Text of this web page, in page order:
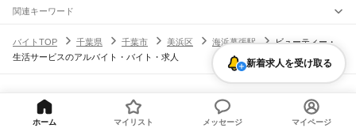
市区町村を追加・変更
千葉県すべて
千葉市すべて
旭市
勝浦市市原市 八千代市我孫子市
鎌ケ谷市
君津市
浦安市四街道市 八街市 印西市白井市
南房総市
駅を追加・変更
船橋法典駅
JR中央・総武線
市川駅本八幡駅 下総中山駅西船橋駅 東船橋駅津田沼駅
幕張駅
新検見川駅
西千葉駅 千葉駅
職種を追加・変更
飲食・フードサービス
すべて
ホールスタッフ
キッチンスタッフ 皿洗い・洗い場精肉・鮮魚加工
給食調理
パン屋（ベーカリー）
フードカウンター販売員バー（BAR）・バーテンダー
人気
日払いOK
学生歓迎深夜の仕事 髪型・髪色自由 ネイルOK
雇用形態を追加・変更
関連キーワード
バイトTOP
千葉県 千葉市 美浜区 海浜幕張駅
ビューティー・
生活サービスのアルバイト・バイト・求人
新着求人を受け取る
ヘルプ・お問い合わせ サイトマップ
利用規約・プライバシーポリシー
[企業]求人広告の掲載相談
ホーム マイリスト メッセージ マイページ